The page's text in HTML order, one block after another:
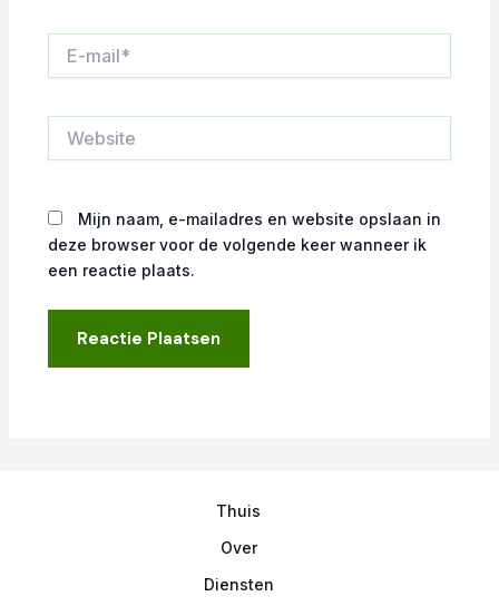
mail*
Mijn naam, e-mailadres en website opslaan in
deze browser voor de volgende keer wanneer ik
een reactie plaats.
Thuis
Over
Diensten